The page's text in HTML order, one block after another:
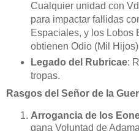
Cualquier unidad con
para impactar fallidas
Espaciales, y los Lobos
obtienen Odio (Mil
Legado del Rubricae:
tropas.
Rasgos del Señor de la
Arrogancia de los
gana Voluntad de